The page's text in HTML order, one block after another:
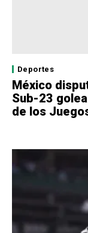
Deportes
México
Sub-23
de los